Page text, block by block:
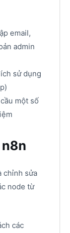
email,
admin
sử dụng
một số
chỉnh sửa
node từ
các